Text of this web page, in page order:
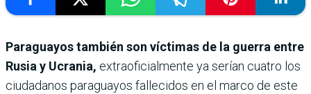
Paraguayos también son víctimas de la guerra entre
Rusia y Ucrania, extraoficialmente ya serían cuatro los
ciudadanos paraguayos fallecidos en el marco de este